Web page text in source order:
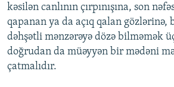
kəsilən canlının çırpınışına, son
qapanan ya da açıq qalan gözlərinə,
dəhşətli mənzərəyə dözə bilməmək
doğrudan da müəyyən bir mədəni
çatmalıdır.